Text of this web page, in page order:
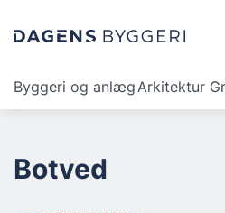
Byggeri og anlægArkitektur
Botved